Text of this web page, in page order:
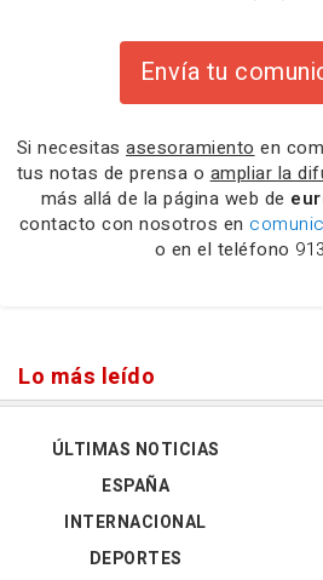
Envía tu
Si necesitas asesoramiento en
tus notas de prensa o ampliar la
más allá de la página web de
contacto con nosotros en
o en el teléfono
Lo más leído
ÚLTIMAS NOTICIAS
ESPAÑA
INTERNACIONAL
DEPORTES